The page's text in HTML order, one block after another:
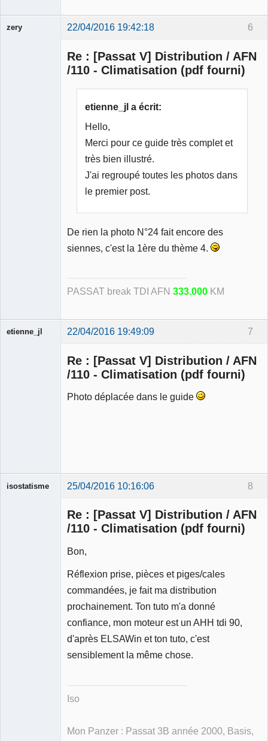
6
zery 22/04/2016 19:42:18
Re : [Passat V] Distribution / AFN
/110 - Climatisation (pdf fourni)
etienne_jl a écrit:
Hello,
Merci pour ce guide très complet et
très bien illustré.
J'ai regroupé toutes les photos dans
le premier post.
De rien la photo N°24 fait encore des
siennes, c'est la 1ère du thème 4.
PASSAT break TDI AFN 333.000 KM
7
etienne_jl 22/04/2016 19:49:09
Re : [Passat V] Distribution / AFN
/110 - Climatisation (pdf fourni)
Photo déplacée dans le guide
8
isostatisme 25/04/2016 10:16:06
Re : [Passat V] Distribution / AFN
/110 - Climatisation (pdf fourni)
Bon,
Réflexion prise, pièces et piges/cales
commandées, je fait ma distribution
prochainement. Ton tuto m'a donné
confiance, mon moteur est un AHH tdi 90,
d'après ELSAWin et ton tuto, c'est
sensiblement la même chose.
Iso
Mon Panzer : Passat 3B année 2000, Basis,